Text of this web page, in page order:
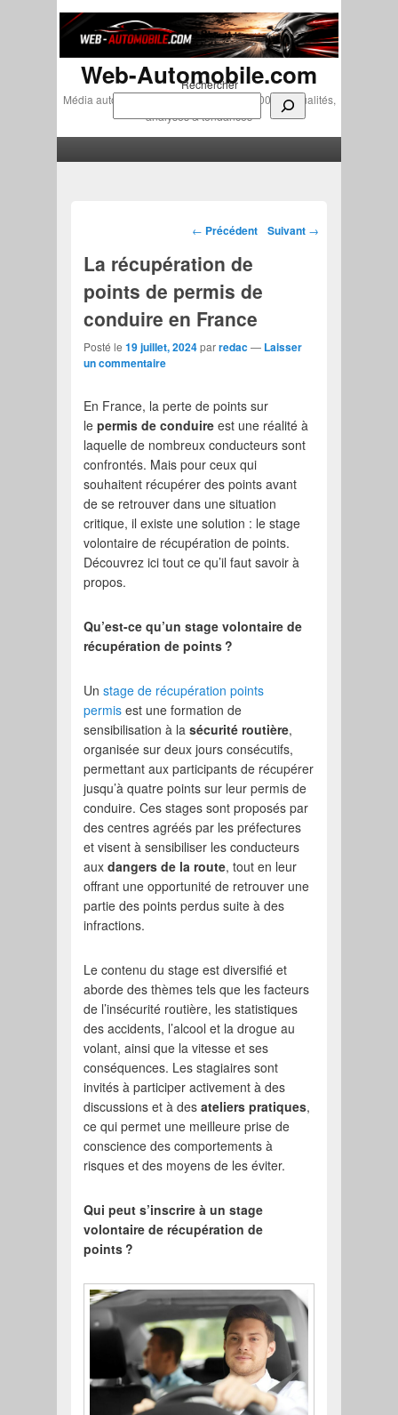
Rechercher
Web-Automobile.com
Média automobile indépendant depuis 2007 • Actualités,
analyses & tendances
Navigation des articles
← Précédent Suivant →
La récupération de
points de permis de
conduire en France
Posté le19 juillet, 2024parredac— Laisser
un commentaire
En France, la perte de points sur
lepermis de conduire est une réalité à
laquelle de nombreux conducteurs sont
confrontés. Mais pour ceux qui
souhaitent récupérer des points avant
de se retrouver dans une situation
critique, il existe une solution : le stage
volontaire de récupération de points.
Découvrez ici tout ce qu’il faut savoir à
propos.
Qu’est-ce qu’un stage volontaire de
récupération de points ?
Unstage de récupération points
permis est une formation de
sensibilisation à lasécurité routière,
organisée sur deux jours consécutifs,
permettant aux participants de récupérer
jusqu’à quatre points sur leur permis de
conduire. Ces stages sont proposés par
des centres agréés par les préfectures
et visent à sensibiliser les conducteurs
auxdangers de la route, tout en leur
offrant une opportunité de retrouver une
partie des points perdus suite à des
infractions.
Le contenu du stage est diversifié et
aborde des thèmes tels que les facteurs
de l’insécurité routière, les statistiques
des accidents, l’alcool et la drogue au
volant, ainsi que la vitesse et ses
conséquences. Les stagiaires sont
invités à participer activement à des
discussions et à desateliers pratiques,
ce qui permet une meilleure prise de
conscience des comportements à
risques et des moyens de les éviter.
Qui peut s’inscrire à un stage
volontaire de récupération de
points ?